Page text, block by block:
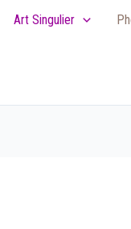
Art Singulier